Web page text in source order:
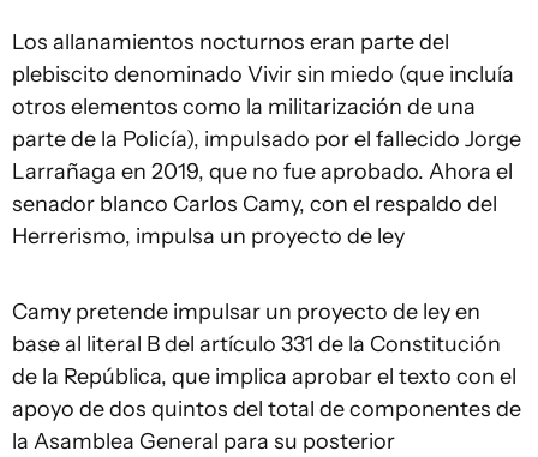
Los allanamientos nocturnos eran parte del
plebiscito denominado Vivir sin miedo (que incluía
otros elementos como la militarización de una
parte de la Policía), impulsado por el fallecido Jorge
Larrañaga en 2019, que no fue aprobado. Ahora el
senador blanco Carlos Camy, con el respaldo del
Herrerismo, impulsa un proyecto de ley
Camy pretende impulsar un proyecto de ley en
base al literal B del artículo 331 de la Constitución
de la República, que implica aprobar el texto con el
apoyo de dos quintos del total de componentes de
la Asamblea General para su posterior